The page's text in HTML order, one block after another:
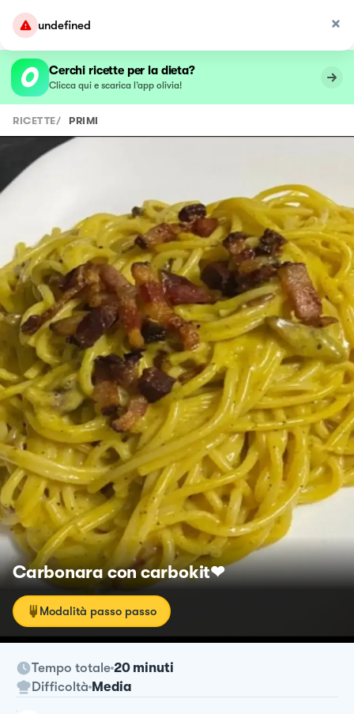
undefined
Cerchi ricette per la dieta?
Clicca qui e scarica l’app olivia!
RICETTE/ PRIMI
Carbonara con carbokit❤
Modalità passo passo
Tempo totale 20 minuti
Difficoltà Media